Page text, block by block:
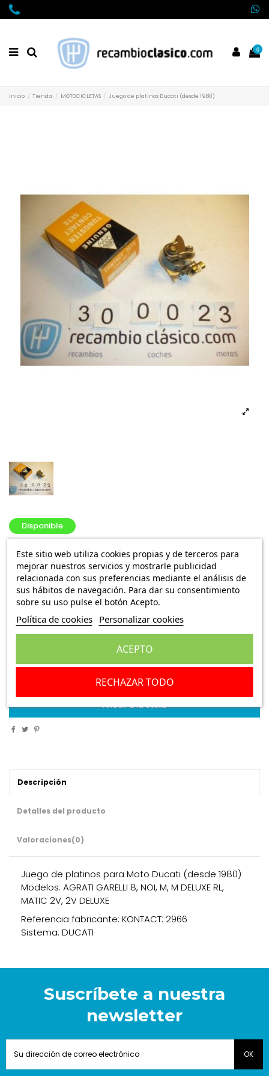
0
Inicio Tienda MOTOCICLETAS Juego de platinos Ducati (desde 1980)
Disponible
Ref.: 300023 E127
19,95 € 7,45 €Envío Peninsula
Juego de platinos Ducati
Añadir a la cesta
Descripción
Detalles del producto
Valoraciones(0)
Juego de platinos para Moto Ducati (desde 1980)
Modelos: AGRATI GARELLI 8, NOI, M, M DELUXE RL,
MATIC 2V, 2V DELUXE
Referencia fabricante: KONTACT: 2966
Sistema: DUCATI
Suscríbete a nuestra
newsletter
Este sitio web utiliza cookies propias y de terceros para
mejorar nuestros servicios y mostrarle publicidad
relacionada con sus preferencias mediante el análisis de
sus hábitos de navegación. Para dar su consentimiento
sobre su uso pulse el botón Acepto.
Política de cookies Personalizar cookies
RECHAZAR TODO
ACEPTO